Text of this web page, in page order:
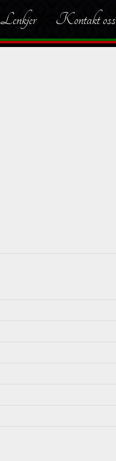
Lenkjer Kontakt oss